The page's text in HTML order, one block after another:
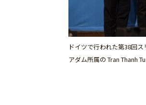
ドイツで行われた第38回
アダム所属の Tran Thanh